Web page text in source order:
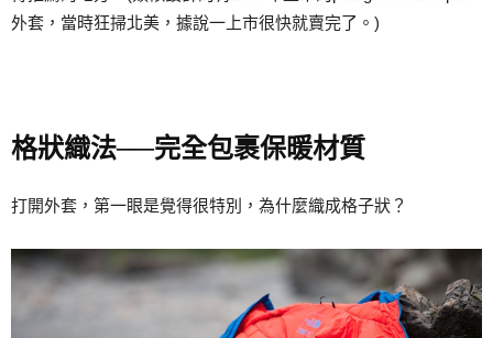
外套，當時狂掃北美，據說一上市很快就賣完了。)
格狀織法──完全包裹保暖材質
打開外套，第一眼是覺得很特別，為什麼織成格子狀？